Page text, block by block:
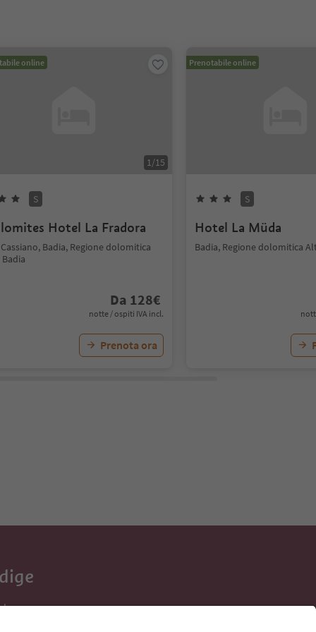
online
1 /15
S
Hotel La Fradora
Badia, Regione dolomitica
Da 128€
notte / ospiti IVA incl.
Prenota ora
Prenotabile online
S
Hotel La Müda
Badia, Regione dolomitica
vacanze,